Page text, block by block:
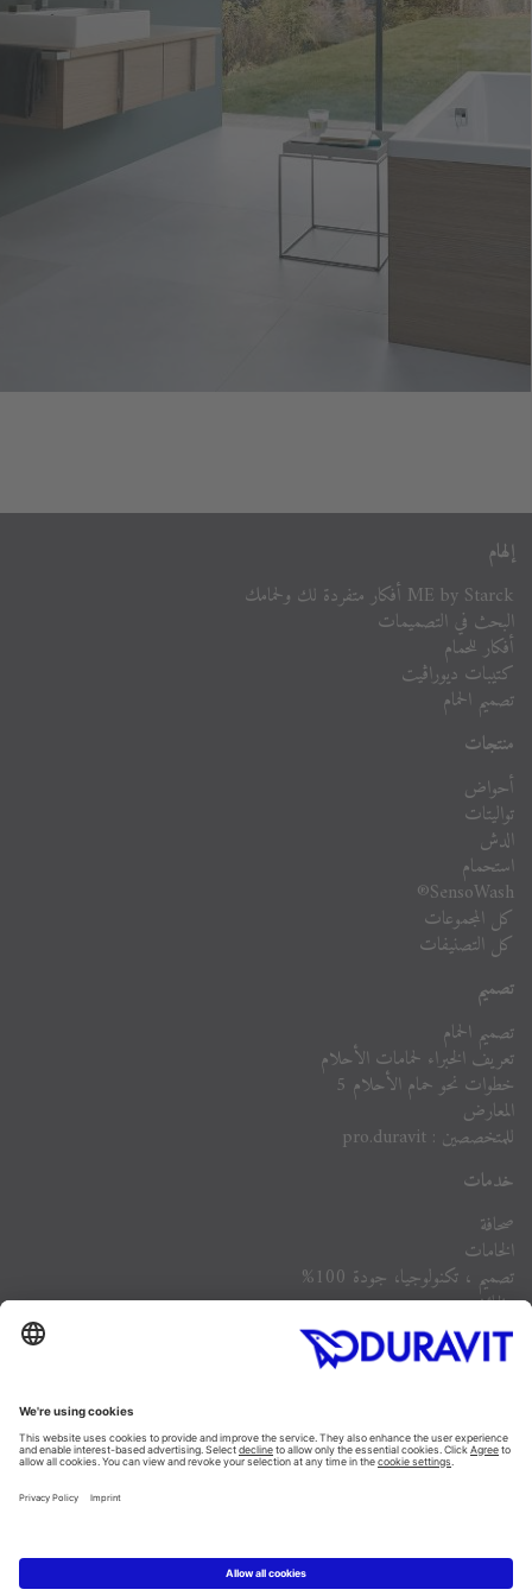
إلهام
ME by Starck أفكار متفردة لك ولحمامك
البحث في التصميمات
أفكار للحمام
كتيبات ديوراڨيت
تصميم الحمام
منتجات
أحواض
تواليتات
الدش
استحمام
SensoWash®
كل المجموعات
كل التصنيفات
تصميم
تصميم الحمام
تعريف الخبراء لحمامات الأحلام
خطوات نحو حمام الأحلام 5
المعارض
للمتخصصين : pro.duravit
خدمات
صحافة
الخامات
تصميم ، تكنولوجيا، جودة 100%
وظائف
الشركة
أسئلة مكررة
Facebook
Instagram